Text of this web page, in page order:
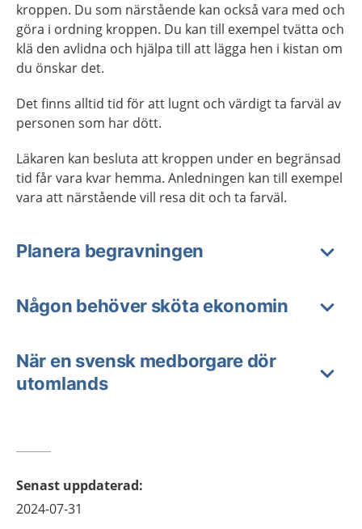
kroppen. Du som närstående kan också vara med och
göra i ordning kroppen. Du kan till exempel tvätta och
klä den avlidna och hjälpa till att lägga hen i kistan om
du önskar det.
Det finns alltid tid för att lugnt och värdigt ta farväl av
personen som har dött.
Läkaren kan besluta att kroppen under en begränsad
tid får vara kvar hemma. Anledningen kan till exempel
vara att närstående vill resa dit och ta farväl.
Planera begravningen
Någon behöver sköta ekonomin
När en svensk medborgare dör
utomlands
Senast uppdaterad:
2024-07-31